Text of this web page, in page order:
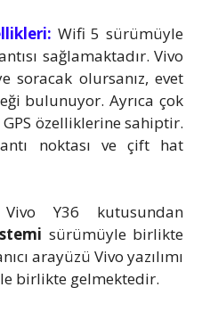
Wifi 5 sürümüyle
sağlamaktadır. Vivo
soracak olursanız, evet
bulunuyor. Ayrıca çok
özelliklerine sahiptir.
noktası ve çift hat
Y36 kutusundan
sürümüyle birlikte
arayüzü Vivo yazılımı
birlikte gelmektedir.